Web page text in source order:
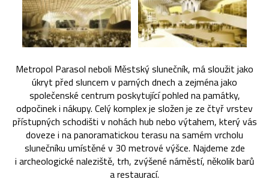
Metropol Parasol neboli Městský slunečník, má sloužit jako
úkryt před sluncem v parných dnech a zejména jako
společenské centrum poskytující pohled na památky,
odpočinek i nákupy. Celý komplex je složen je ze čtyř vrstev
přístupných schodišti v nohách hub nebo výtahem, který vás
doveze i na panoramatickou terasu na samém vrcholu
slunečníku umístěné v 30 metrové výšce. Najdeme zde
i archeologické naleziště, trh, zvýšené náměstí, několik barů
a restaurací.